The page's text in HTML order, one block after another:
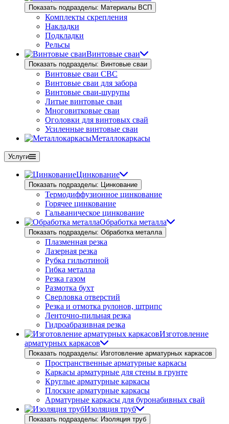
Показать подразделы: Материалы ВСП
Комплекты скрепления
Накладки
Подкладки
Рельсы
Винтовые сваи
Показать подразделы: Винтовые сваи
Винтовые сваи СВС
Винтовые сваи для забора
Винтовые сваи-шурупы
Литые винтовые сваи
Многовитковые сваи
Оголовки для винтовых свай
Усиленные винтовые сваи
Металлокаркасы
Услуги
Цинкование
Показать подразделы: Цинкование
Термодиффузионное цинкование
Горячее цинкование
Гальваническое цинкование
Обработка металла
Показать подразделы: Обработка металла
Плазменная резка
Лазерная резка
Рубка гильотиной
Гибка металла
Резка газом
Размотка бухт
Сверловка отверстий
Резка и отмотка рулонов, штрипс
Ленточно-пильная резка
Гидроабразивная резка
Изготовление
арматурных каркасов
Показать подразделы: Изготовление арматурных каркасов
Пространственные арматурные каркасы
Каркасы арматурные для стены в грунте
Круглые арматурные каркасы
Плоские арматурные каркасы
Арматурные каркасы для буронабивных свай
Изоляция труб
Показать подразделы: Изоляция труб